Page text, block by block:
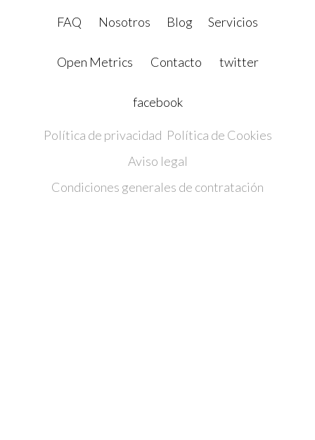
FAQ Nosotros Blog Servicios
Open Metrics Contacto twitter
facebook
Política de privacidad Política de Cookies
Aviso legal
Condiciones generales de contratación